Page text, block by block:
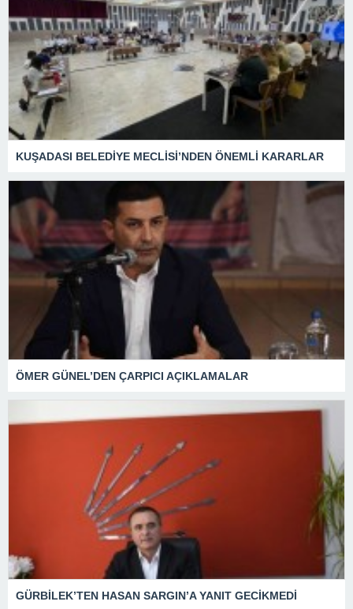
KUŞADASI BELEDİYE MECLİSİ’NDEN ÖNEMLİ KARARLAR
ÖMER GÜNEL’DEN ÇARPICI AÇIKLAMALAR
GÜRBİLEK’TEN HASAN SARGIN’A YANIT GECİKMEDİ